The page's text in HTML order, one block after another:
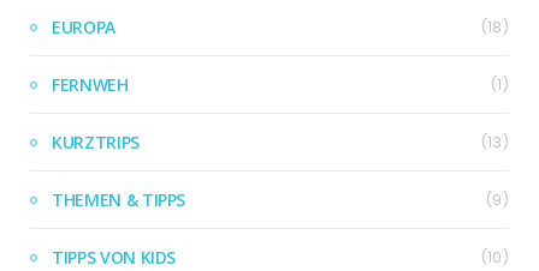
EUROPA (18)
FERNWEH (1)
KURZTRIPS (13)
THEMEN & TIPPS (9)
TIPPS VON KIDS (10)